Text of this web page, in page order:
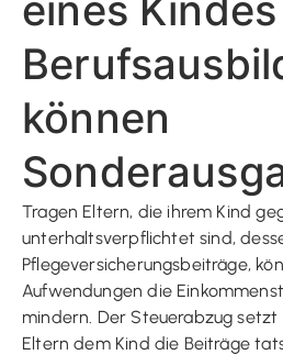
können
Tragen Eltern, die ihrem Kind
unterhaltsverpflichtet sind,
Pflegeversicherungsbeiträge,
Aufwendungen die
mindern. Der Steuerabzug setzt
Eltern dem Kind die Beiträge